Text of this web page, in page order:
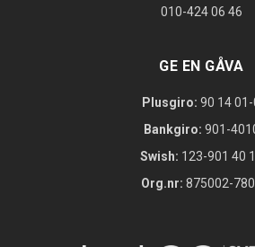
010-424 06 46
GE EN GÅVA
Plusgiro: 90 14 01-
Bankgiro: 901-
Swish: 123-901 40
Org.nr: 875002-